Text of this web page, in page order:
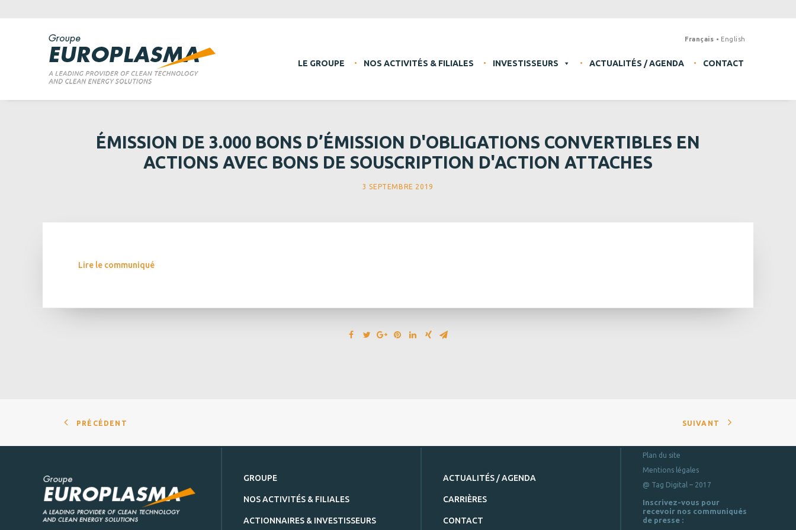
LE GROUPE NOS ACTIVITÉS & FILIALES INVESTISSEURS ACTUALITÉS / AGENDA CONTACT
Français English
ÉMISSION DE 3.000 BONS D’ÉMISSION D'OBLIGATIONS CONVERTIBLES EN
ACTIONS AVEC BONS DE SOUSCRIPTION D'ACTION ATTACHES
3 SEPTEMBRE 2019
Lire le communiqué
PRÉCÉDENT SUIVANT
GROUPE
NOS ACTIVITÉS & FILIALES
ACTIONNAIRES & INVESTISSEURS
ACTUALITÉS / AGENDA
CARRIÈRES
CONTACT
Plan du site
Mentions légales
@ Tag Digital – 2017
Inscrivez-vous pour
recevoir nos communiqués
de presse :